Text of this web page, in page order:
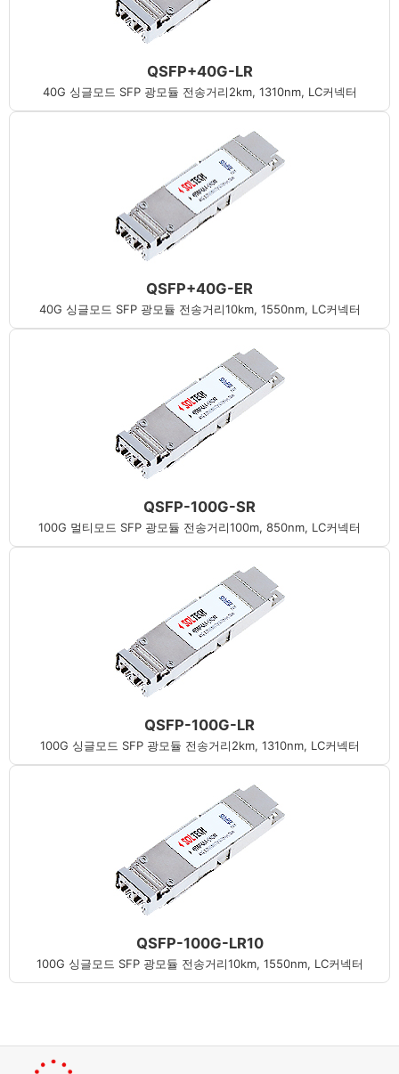
QSFP+40G-LR
40G 싱글모드 SFP 광모듈 전송거리2km, 1310nm, LC커넥터
QSFP+40G-ER
40G 싱글모드 SFP 광모듈 전송거리10km, 1550nm, LC커넥터
QSFP-100G-SR
100G 멀티모드 SFP 광모듈 전송거리100m, 850nm, LC커넥터
QSFP-100G-LR
100G 싱글모드 SFP 광모듈 전송거리2km, 1310nm, LC커넥터
QSFP-100G-LR10
100G 싱글모드 SFP 광모듈 전송거리10km, 1550nm, LC커넥터